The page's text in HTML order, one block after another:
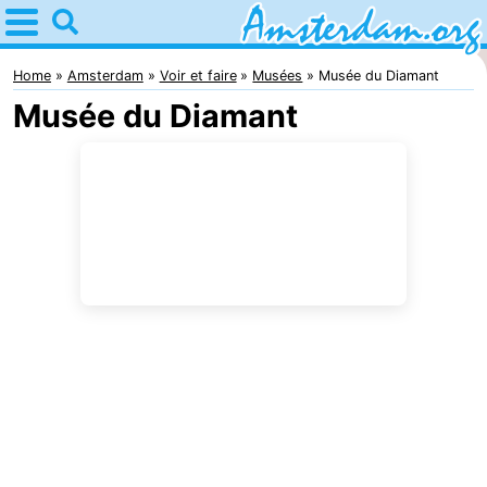
Home
Amsterdam
Itinéraires
Home Amsterdam Voir et faire Musées Musée du Diamant
Musée du Diamant